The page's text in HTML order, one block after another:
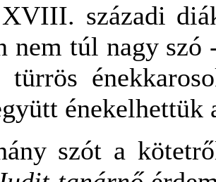
századi
nem túl nagy
énekelhettük
szót a